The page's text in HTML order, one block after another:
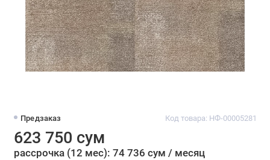
Предзаказ Код товара: НФ-00005281
623 750 сум
рассрочка (12 мес): 74 736 сум / месяц